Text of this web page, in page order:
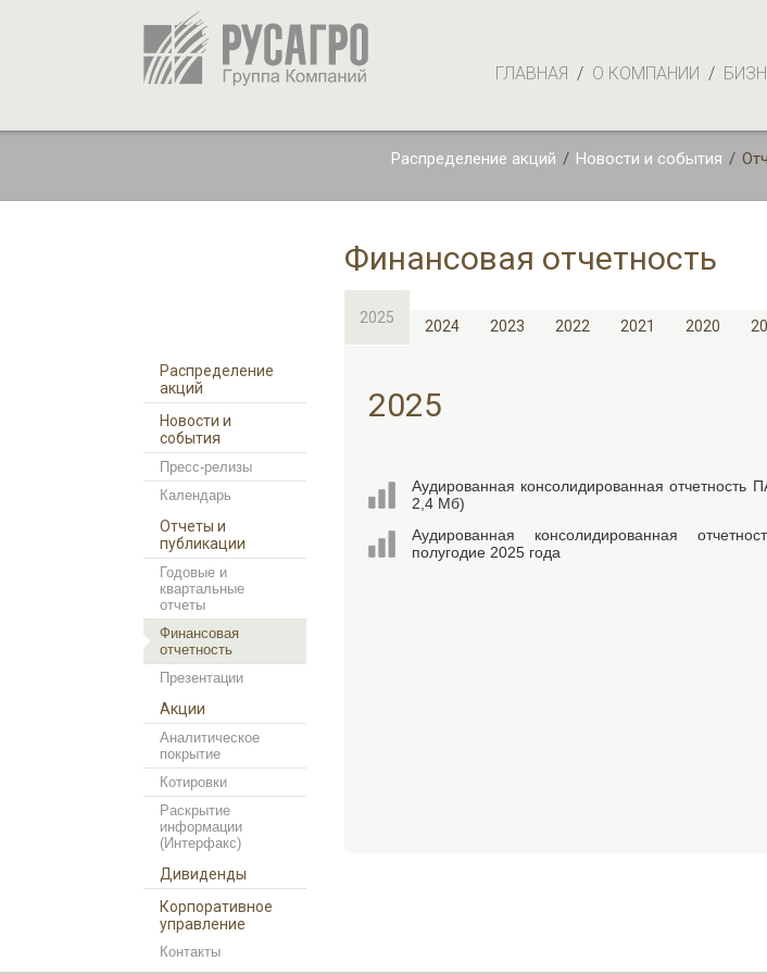
ГЛАВНАЯ / О КОМПАНИИ /
Распределение акций / Новости и события /
Распределение
акций
Новости и
события
Пресс-релизы
Календарь
Отчеты и
публикации
Годовые и
квартальные
отчеты
Финансовая
отчетность
Презентации
Акции
Аналитическое
покрытие
Котировки
Раскрытие
информации
(Интерфакс)
Дивиденды
Корпоративное
управление
Контакты
Финансовая отчетность
2025 2024 2023 2022 2021 2020
2025
Аудированная консолидированная отчетность
2,4 Мб)
Аудированная консолидированная
полугодие 2025 года